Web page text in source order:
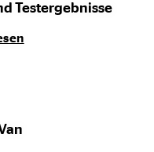
Testergebnisse